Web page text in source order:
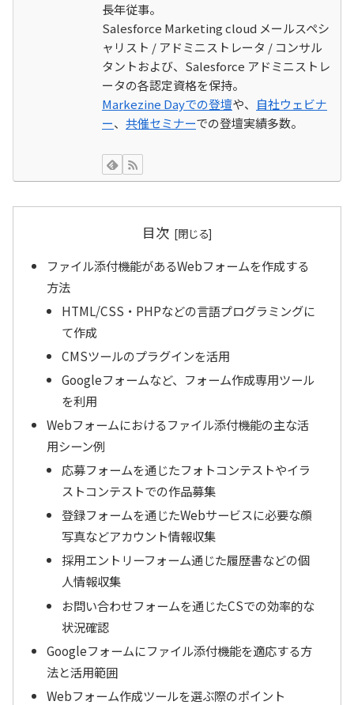
長年従事。
Salesforce Marketing cloud メールスペシ
ャリスト / アドミニストレータ / コンサル
タントおよび、Salesforce アドミニストレ
ータの各認定資格を保持。
Markezine Dayでの登壇や、 自社ウェビナ
ー、共催セミナーでの登壇実績多数。
目次
ファイル添付機能があるWebフォームを作成する
方法
HTML/CSS・PHPなどの言語プログラミングに
て作成
CMSツールのプラグインを活用
Googleフォームなど、フォーム作成専用ツール
を利用
Webフォームにおけるファイル添付機能の主な活
用シーン例
応募フォームを通じたフォトコンテストやイラ
ストコンテストでの作品募集
登録フォームを通じたWebサービスに必要な顔
写真などアカウント情報収集
採用エントリーフォーム通じた履歴書などの個
人情報収集
お問い合わせフォームを通じたCSでの効率的な
状況確認
Googleフォームにファイル添付機能を適応する方
法と活用範囲
Webフォーム作成ツールを選ぶ際のポイント